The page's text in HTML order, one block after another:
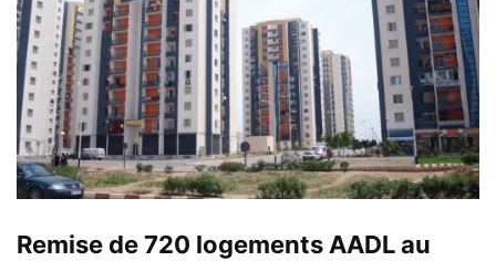
Remise de 720 logements AADL au